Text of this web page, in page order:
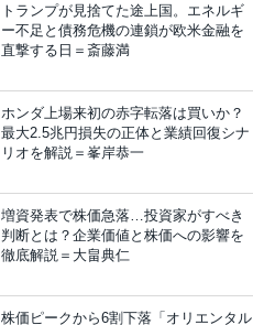
トランプが見捨てた途上国。エネルギ
ー不足と債務危機の連鎖が欧米金融を
直撃する日＝斎藤満
ホンダ上場来初の赤字転落は買いか？
最大2.5兆円損失の正体と業績回復シナ
リオを解説＝峯岸恭一
増資発表で株価急落…投資家がすべき
判断とは？企業価値と株価への影響を
徹底解説＝大畠典仁
株価ピークから6割下落「オリエンタル